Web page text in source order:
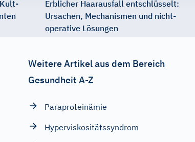
Erblicher Haarausfall entschlüsselt:
Ursachen, Mechanismen und nicht-
operative Lösungen
Weitere Artikel aus dem Bereich
Gesundheit A-Z
Paraproteinämie
Hyperviskositätssyndrom